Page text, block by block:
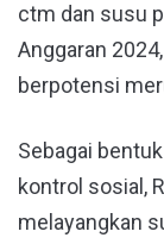
ctm dan susu
Anggaran
berpotensi
Sebagai
kontrol sosial,
melayangkan